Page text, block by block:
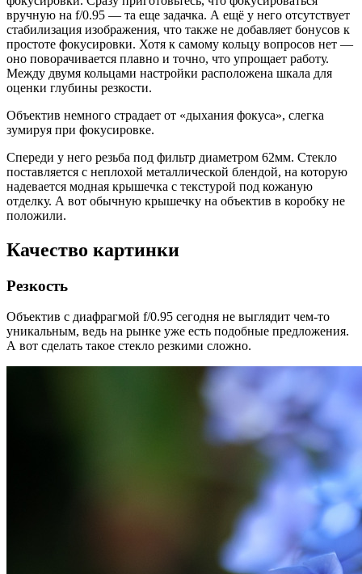
вручную на f/0.95 — та еще задачка. А ещё у него отсутствует
стабилизация изображения, что также не добавляет бонусов к
простоте фокусировки. Хотя к самому кольцу вопросов нет —
оно поворачивается плавно и точно, что упрощает работу.
Между двумя кольцами настройки расположена шкала для
оценки глубины резкости.
Объектив немного страдает от «дыхания фокуса», слегка
зумируя при фокусировке.
Спереди у него резьба под фильтр диаметром 62мм. Стекло
поставляется с неплохой металлической блендой, на которую
надевается модная крышечка с текстурой под кожаную
отделку. А вот обычную крышечку на объектив в коробку не
положили.
Качество картинки
Резкость
Объектив с диафрагмой f/0.95 сегодня не выглядит чем-то
уникальным, ведь на рынке уже есть подобные предложения.
А вот сделать такое стекло резкими сложно.